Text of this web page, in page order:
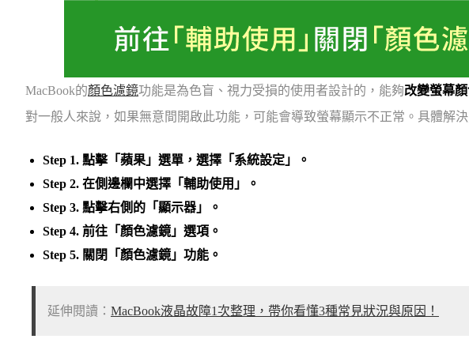
MacBook的顏色濾鏡功能是為色盲、視力受損的使用者設計的，能夠改變螢幕
對一般人來說，如果無意間開啟此功能，可能會導致螢幕顯示不正常。具體解決
Step 1. 點擊「蘋果」選單，選擇「系統設定」。
Step 2. 在側邊欄中選擇「輔助使用」
。
Step 3. 點擊右側的「顯示器」。
Step 4. 前往「顏色濾鏡」選項。
Step 5. 關閉「顏色濾鏡」功能 。
延伸閱讀： MacBook液晶故障1次整理，帶你看懂3種常見狀況與原因！